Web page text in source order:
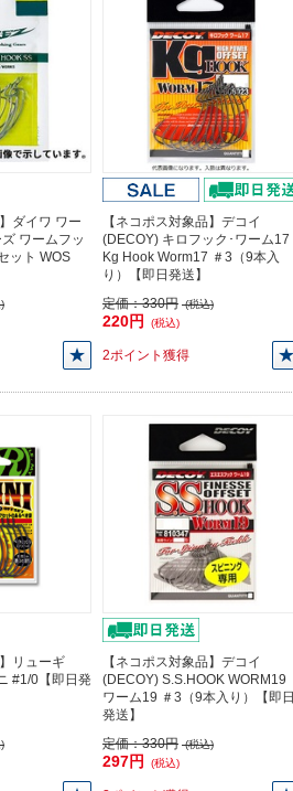
ダイワ ワー
ワームフッ
ット WOS
【ネコポス対象品】デコイ
(DECOY) キロフック･ワーム17
Kg Hook Worm17 ＃3（9本入
り）【即日発送】
定価：330円 (税込)
220円 (税込)
2ポイント獲得
リューギ
#1/0【即日発
【ネコポス対象品】デコイ
(DECOY) S.S.HOOK WORM19
ワーム19 ＃3（9本入り）【即日
発送】
定価：330円 (税込)
297円 (税込)